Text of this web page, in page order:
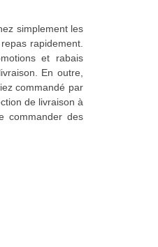
simplement les
rapidement.
et rabais
En outre,
commandé par
de livraison à
commander des